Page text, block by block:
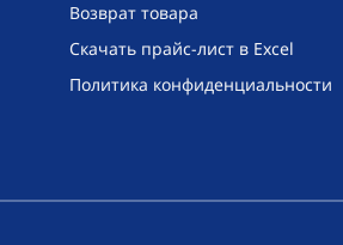
Возврат товара
Скачать прайс-лист в Excel
Политика конфиденциальности